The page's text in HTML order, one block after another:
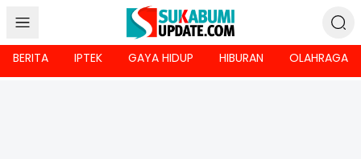
BERITA IPTEK GAYA HIDUP HIBURAN OLAHRAGA